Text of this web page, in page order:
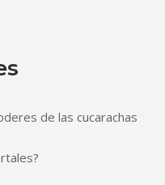
de las cucarachas